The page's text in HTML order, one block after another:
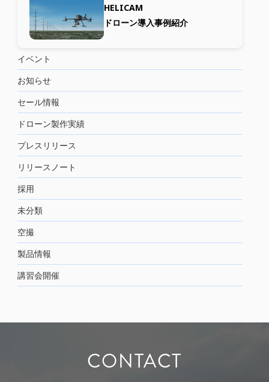
HELICAM
ドローン導入事例紹介
イベント
お知らせ
セール情報
ドローン製作実績
プレスリリース
リリースノート
採用
未分類
空撮
製品情報
講習会開催
CONTACT